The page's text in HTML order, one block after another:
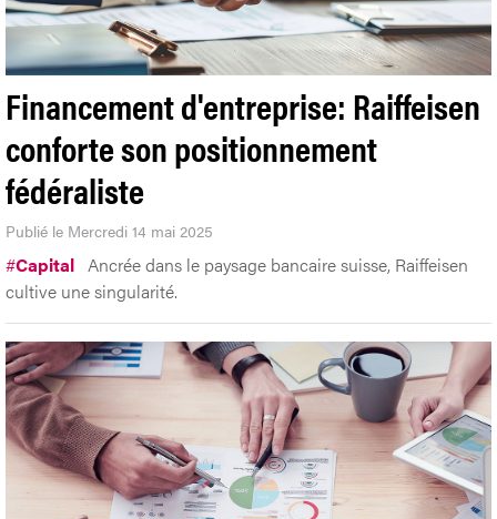
Financement d'entreprise: Raiffeisen
conforte son positionnement
fédéraliste
Publié le Mercredi 14 mai 2025
#Capital Ancrée dans le paysage bancaire suisse, Raiffeisen
cultive une singularité.